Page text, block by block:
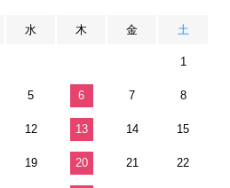
水 木 金 土
1
5 6 7 8
12 13 14 15
19 20 21 22